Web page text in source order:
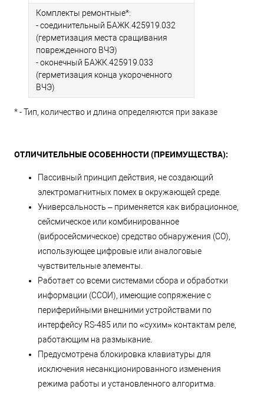
Резисторы устанавливаются на концах линии сегмента. Один
резистор устанавливается в месте подключения основной
линии к преобразователю. Второй резистор устанавливается в
месте подключения линии к повторителю или в месте
подключения линии к самому удаленному изделию по сети.
Комплекты ремонтные*:
- соединительный БАЖК.425919.032
(герметизация места сращивания
поврежденного ВЧЭ)
- оконечный БАЖК.425919.033
(герметизация конца укороченного
ВЧЭ)
* - Тип, количество и длина определяются при заказе
ОТЛИЧИТЕЛЬНЫЕ ОСОБЕННОСТИ (ПРЕИМУЩЕСТВА):
Пассивный принцип действия, не создающий
электромагнитных помех в окружающей среде.
Универсальность – применяется как вибрационное,
сейсмическое или комбинированное
(вибросейсмическое) средство обнаружения (СО),
использующее цифровые или аналоговые
чувствительные элементы.
Работает со всеми системами сбора и обработки
информации (ССОИ), имеющие сопряжение с
периферийными внешними устройствами по
интерфейсу RS-485 или по «сухим» контактам реле,
работающим на размыкание.
Предусмотрена блокировка клавиатуры для
исключения несанкционированного изменения
режима работы и установленного алгоритма.